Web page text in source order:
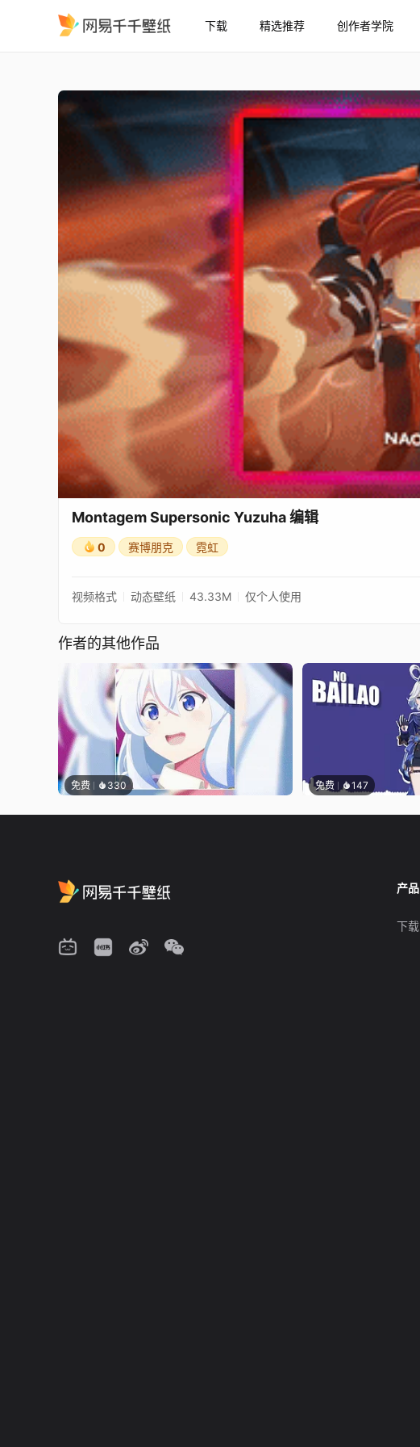
下载 精选推荐 创作者学院
Montagem Supersonic Yuzuha 编辑
0 赛博朋克 霓虹
视频格式 动态壁纸 43.33M 仅个人使用
作者的其他作品
免费 330 免费 147
产品
下载